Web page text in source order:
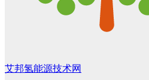
艾邦氢能源技术网